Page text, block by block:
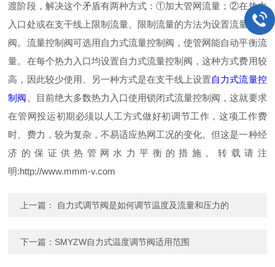
渡阶段，解决这个矛盾有两种方式：①加大管网流量；②在热力
入口处或在支干线上限制流量。限制流量的方法为设置流量控制
阀。流量控制阀可选用自力式流量控制阀，使管网能自动平衡流
量。在每个热力入口均设置自力式流量控制阀，这种方式费用较
高，因此较少使用。另一种方式是在支干线上设置自力式流量控
制阀 。目前绝大多数热力入口使用锁闭式流量控制阀，这就要求
在管网投运初期必须以人工方式做好初调节工作，这项工作费
时、费力，较为复杂，不易适应热网工况的变化。但这是一种经
济的保证供热管网水力平衡的措施。转载请注
明:http://www.mmm-v.com
上一篇： 自力式调节阀是如何调节温度及流量和压力的
下一篇： SMYZW自力式温度调节阀适用范围